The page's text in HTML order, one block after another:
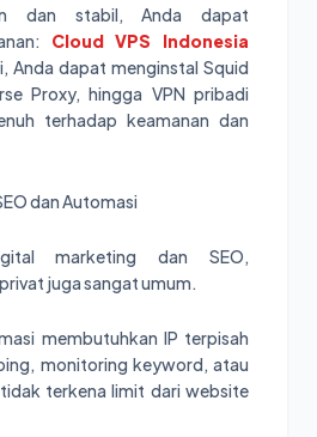
dan stabil, Anda dapat
Cloud VPS Indonesia
Anda dapat menginstal Squid
Proxy, hingga VPN pribadi
terhadap keamanan dan
dan Automasi
marketing dan SEO,
juga sangat umum.
membutuhkan IP terpisah
monitoring keyword, atau
terkena limit dari website